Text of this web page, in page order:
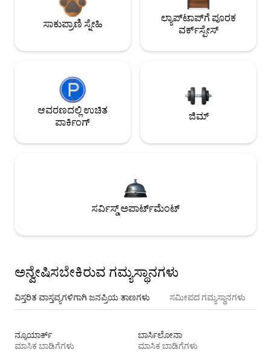
ಸಾಕುಪ್ರಾಣಿ ಸ್ನೇಹಿ
ಲ್ಯಾಪ್‌ಟಾಪ್‌ಗೆ ಪೂರಕ
ವರ್ಕ್‌ಸ್ಪೇಸ್
ಆವರಣದಲ್ಲಿ ಉಚಿತ
ಪಾರ್ಕಿಂಗ್
ಜಿಮ್
ಸರ್ವಿಸ್ಡ್ ಅಪಾರ್ಟ್‌ಮೆಂಟ್
ಅನ್ವೇಷಿಸಬೇಕಿರುವ ಗಮ್ಯಸ್ಥಾನಗಳು
ವಿಸ್ತರಿತ ವಾಸ್ತವ್ಯಗಳಿಗಾಗಿ ಜನಪ್ರಿಯ ತಾಣಗಳು ಸಮೀಪದ ಗಮ್ಯಸ್ಥಾನಗಳು
ನ್ಯೂಯಾರ್ಕ್
ಮಾಸಿಕ ಬಾಡಿಗೆಗಳು
ಬಾರ್ಸಿಲೋನಾ
ಮಾಸಿಕ ಬಾಡಿಗೆಗಳು